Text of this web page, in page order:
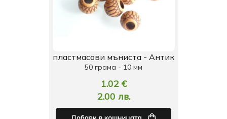
пластмасови мъниста - Антик
50 грама - 10 мм
1.02 €
2.00 лв.